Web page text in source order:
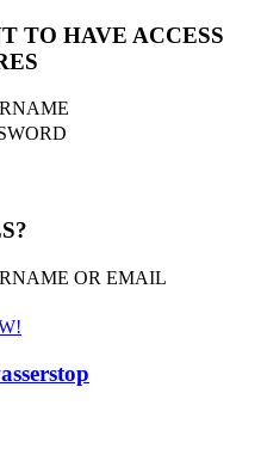
TO HAVE ACCESS
OR EMAIL